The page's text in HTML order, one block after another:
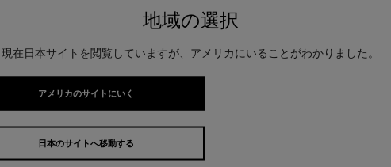
地域の選択
現在日本サイトを閲覧していますが、アメリカにいることがわかりました。
アメリカのサイトにいく
日本のサイトへ移動する